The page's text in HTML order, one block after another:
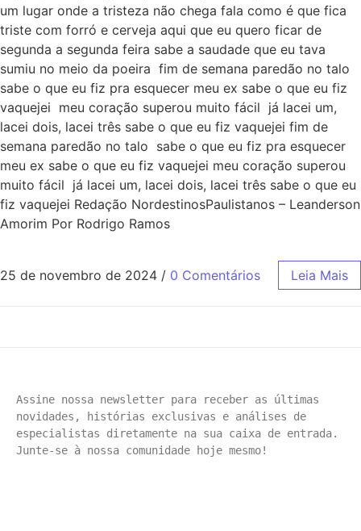
um lugar onde a tristeza não chega fala como é que fica
triste com forró e cerveja aqui que eu quero ficar de
segunda a segunda feira sabe a saudade que eu tava
sumiu no meio da poeira fim de semana paredão no talo
sabe o que eu fiz pra esquecer meu ex sabe o que eu fiz
vaquejei meu coração superou muito fácil já lacei um,
lacei dois, lacei três sabe o que eu fiz vaquejei fim de
semana paredão no talo sabe o que eu fiz pra esquecer
meu ex sabe o que eu fiz vaquejei meu coração superou
muito fácil já lacei um, lacei dois, lacei três sabe o que eu
fiz vaquejei Redação NordestinosPaulistanos – Leanderson
Amorim Por Rodrigo Ramos
25 de novembro de 2024 / 0 Comentários Leia Mais
Assine nossa newsletter para receber as últimas
novidades, histórias exclusivas e análises de
especialistas diretamente na sua caixa de entrada.
Junte-se à nossa comunidade hoje mesmo!